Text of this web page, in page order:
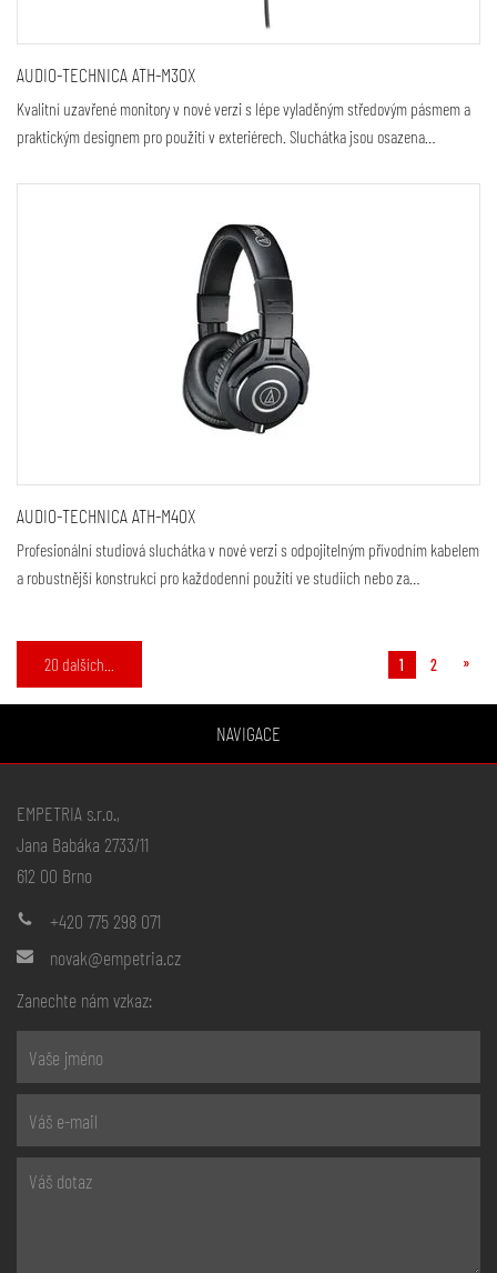
AUDIO-TECHNICA ATH-M30X
Kvalitní uzavřené monitory v nové verzi s lépe vyladěným středovým pásmem a
praktickým designem pro použití v exteriérech. Sluchátka jsou osazena…
AUDIO-TECHNICA ATH-M40X
Profesionální studiová sluchátka v nové verzi s odpojitelným přívodním kabelem
a robustnější konstrukcí pro každodenní použití ve studiích nebo za…
20 dalších... 1 2 »
NAVIGACE
EMPETRIA s.r.o.,
Jana Babáka 2733/11
612 00 Brno
+420 775 298 071
novak@empetria.cz
Zanechte nám vzkaz: